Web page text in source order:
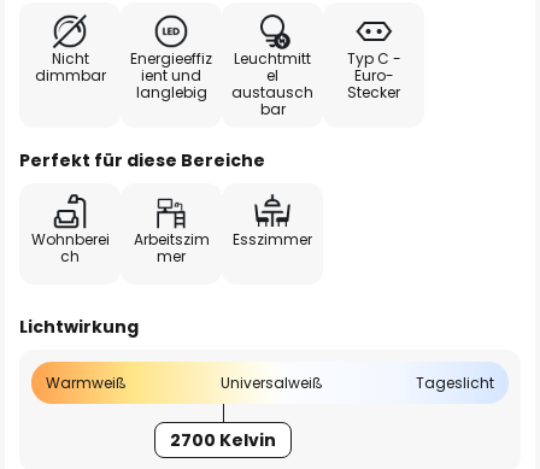
Nicht
dimmbar
Energieeffiz
ient und
langlebig
Leuchtmitt
el
austausch
bar
Typ C -
Euro-
Stecker
Perfekt für diese Bereiche
Wohnberei
ch
Arbeitszim
mer
Esszimmer
Lichtwirkung
Warmweiß Universalweiß Tageslicht
2700 Kelvin